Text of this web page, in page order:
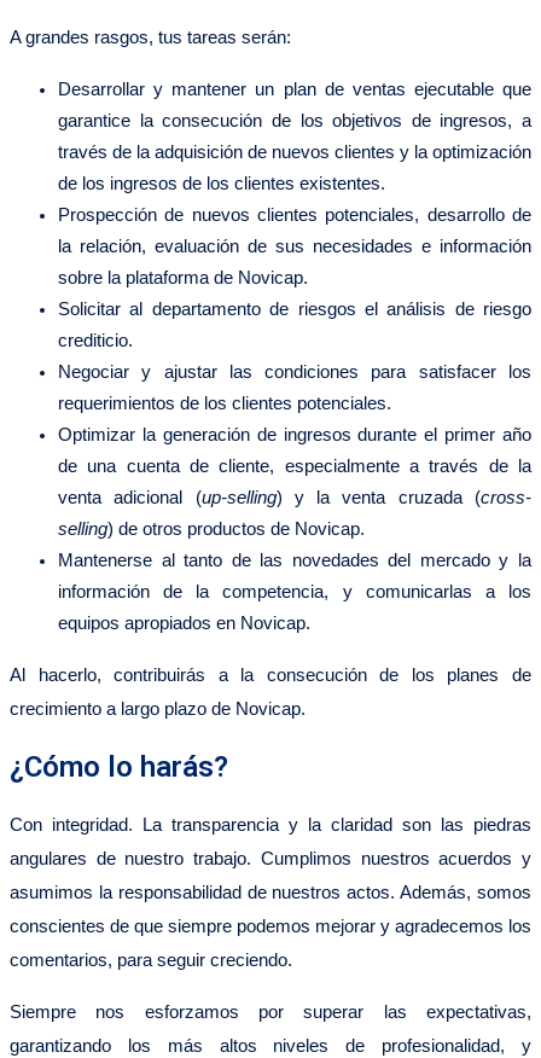
A grandes rasgos, tus tareas serán:
Desarrollar y mantener un plan de ventas ejecutable que
garantice la consecución de los objetivos de ingresos, a
través de la adquisición de nuevos clientes y la optimización
de los ingresos de los clientes existentes.
Prospección de nuevos clientes potenciales, desarrollo de
la relación, evaluación de sus necesidades e información
sobre la plataforma de Novicap.
Solicitar al departamento de riesgos el análisis de riesgo
crediticio.
Negociar y ajustar las condiciones para satisfacer los
requerimientos de los clientes potenciales.
Optimizar la generación de ingresos durante el primer año
de una cuenta de cliente, especialmente a través de la
venta adicional (up-selling) y la venta cruzada (cross-
selling) de otros productos de Novicap.
Mantenerse al tanto de las novedades del mercado y la
información de la competencia, y comunicarlas a los
equipos apropiados en Novicap.
Al hacerlo, contribuirás a la consecución de los planes de
crecimiento a largo plazo de Novicap.
¿Cómo lo harás?
Con integridad. La transparencia y la claridad son las piedras
angulares de nuestro trabajo. Cumplimos nuestros acuerdos y
asumimos la responsabilidad de nuestros actos. Además, somos
conscientes de que siempre podemos mejorar y agradecemos los
comentarios, para seguir creciendo.
Siempre nos esforzamos por superar las expectativas,
garantizando los más altos niveles de profesionalidad, y